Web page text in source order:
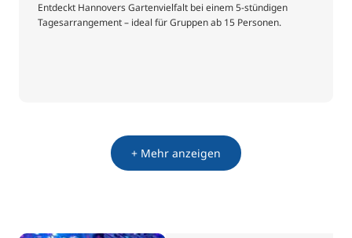
Entdeckt Hannovers Gartenvielfalt bei einem 5-stündigen
Tagesarrangement – ideal für Gruppen ab 15 Personen.
+ Mehr anzeigen